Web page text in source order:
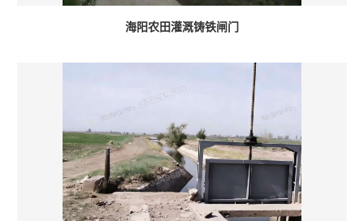
海阳农田灌溉铸铁闸门